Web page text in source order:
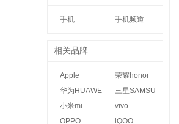
手机 手机频道
相关品牌
Apple
荣耀honor
华为HUAWE
I
三星SAMSU
NG
小米mi
vivo
OPPO
iQOO